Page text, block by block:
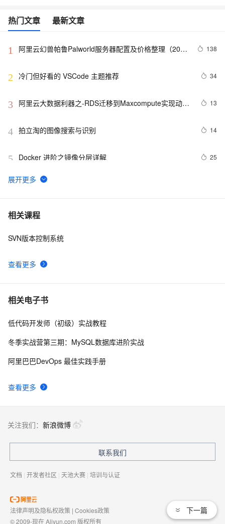
热门文章 最新文章
1
阿里云幻兽帕鲁Palworld服务器配置及价格整理（2024
138
2 冷门但好看的 VSCode 主题推荐 34
3
阿里云大数据利器之-RDS迁移到Maxcompute实现动态
13
4 拍立淘的图像搜索与识别 14
5 Docker 进阶之镜像分层详解 25
6 GET 请求和 POST 请求的安全性有何区别？
7 hdu 3015 Disharmony Trees
8 perl--CGI编程之Apache服务器安装配置
9 如何绑定多个action到一个slot
10
相关课程
查看更多
SVN版本控制系统
相关电子书
查看更多
低代码开发师（初级）实战教程
冬季实战营第三期：MySQL数据库进阶实战
阿里巴巴DevOps 最佳实践手册
下一篇
关注我们： 新浪微博
联系我们
文档 | 开发者社区 | 天池大赛 | 培训与认证
法律声明及隐私权政策 | Cookies政策
© 2009-现在 Aliyun.com 版权所有